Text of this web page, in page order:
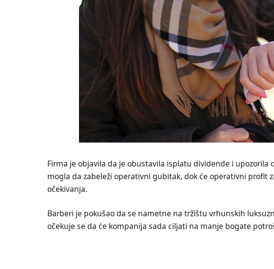
Firma je objavila da je obustavila isplatu dividende i upozorila
mogla da zabeleži operativni gubitak, dok će operativni profit
očekivanja.
Barberi je pokušao da se nametne na tržištu vrhunskih
očekuje se da će kompanija sada ciljati na manje bogate